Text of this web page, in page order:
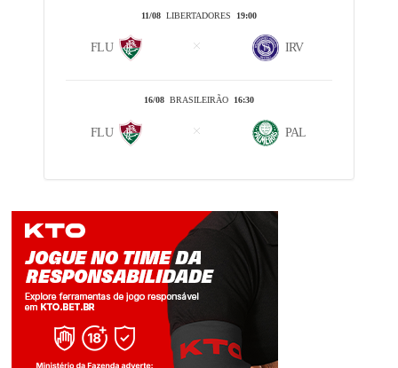
11/08LIBERTADORES 19:00
FLU IRV
16/08BRASILEIRÃO 16:30
FLU PAL